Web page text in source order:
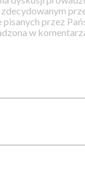
pisanych przez
w